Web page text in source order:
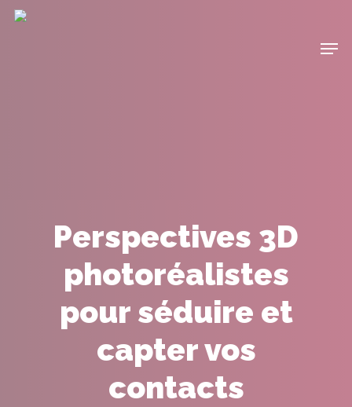
Perspectives 3D
photoréalistes
pour séduire et
capter vos
contacts